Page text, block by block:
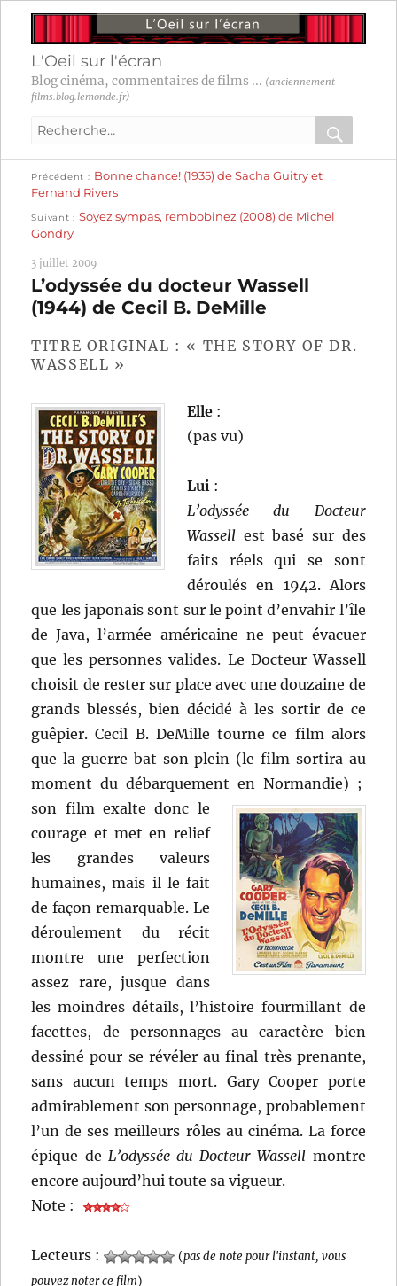
L'Oeil sur l'écran
Blog cinéma, commentaires de films ... (anciennement
films.blog.lemonde.fr)
Recherche
:
OK
Navigation
de
Précédent
précédente :
Bonne chance! (1935) de Sacha Guitry et
Fernand Rivers
Suivant
suivante :
Soyez sympas, rembobinez (2008) de Michel
Gondry
3 juillet 2009
L’odyssée du docteur Wassell
(1944) de Cecil B. DeMille
TITRE ORIGINAL : « THE STORY OF DR.
WASSELL »
Elle :
(pas vu)
Lui :
L’odyssée du Docteur
Wassell est basé sur des
faits réels qui se sont
déroulés en 1942. Alors
que les japonais sont sur le point d’envahir l’île
de Java, l’armée américaine ne peut évacuer
que les personnes valides. Le Docteur Wassell
choisit de rester sur place avec une douzaine de
grands blessés, bien décidé à les sortir de ce
guêpier. Cecil B. DeMille tourne ce film alors
que la guerre bat son plein (le film sortira au
moment du débarquement en Normandie) ;
son film exalte donc le
courage et met en relief
les grandes valeurs
humaines, mais il le fait
de façon remarquable. Le
déroulement du récit
montre une perfection
assez rare, jusque dans
les moindres détails, l’histoire fourmillant de
facettes, de personnages au caractère bien
dessiné pour se révéler au final très prenante,
sans aucun temps mort. Gary Cooper porte
admirablement son personnage, probablement
l’un de ses meilleurs rôles au cinéma. La force
épique de L’odyssée du Docteur Wassell montre
encore aujourd’hui toute sa vigueur.
Note :
Lecteurs : (pas de note pour l'instant, vous
pouvez noter ce film)